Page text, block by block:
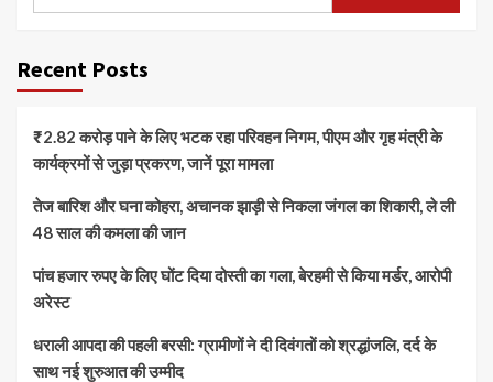
Recent Posts
₹2.82 करोड़ पाने के लिए भटक रहा परिवहन निगम, पीएम और गृह मंत्री के
कार्यक्रमों से जुड़ा प्रकरण, जानें पूरा मामला
तेज बारिश और घना कोहरा, अचानक झाड़ी से निकला जंगल का शिकारी, ले ली
48 साल की कमला की जान
पांच हजार रुपए के लिए घोंट दिया दोस्ती का गला, बेरहमी से किया मर्डर, आरोपी
अरेस्ट
धराली आपदा की पहली बरसी: ग्रामीणों ने दी दिवंगतों को श्रद्धांजलि, दर्द के
साथ नई शुरुआत की उम्मीद